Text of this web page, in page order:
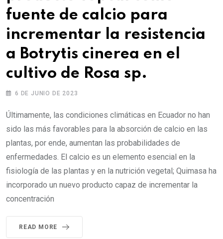
fuente de calcio para
incrementar la resistencia
a Botrytis cinerea en el
cultivo de Rosa sp.
6 DE JUNIO DE 2023
Últimamente, las condiciones climáticas en Ecuador no han
sido las más favorables para la absorción de calcio en las
plantas, por ende, aumentan las probabilidades de
enfermedades. El calcio es un elemento esencial en la
fisiología de las plantas y en la nutrición vegetal; Quimasa ha
incorporado un nuevo producto capaz de incrementar la
concentración
READ MORE